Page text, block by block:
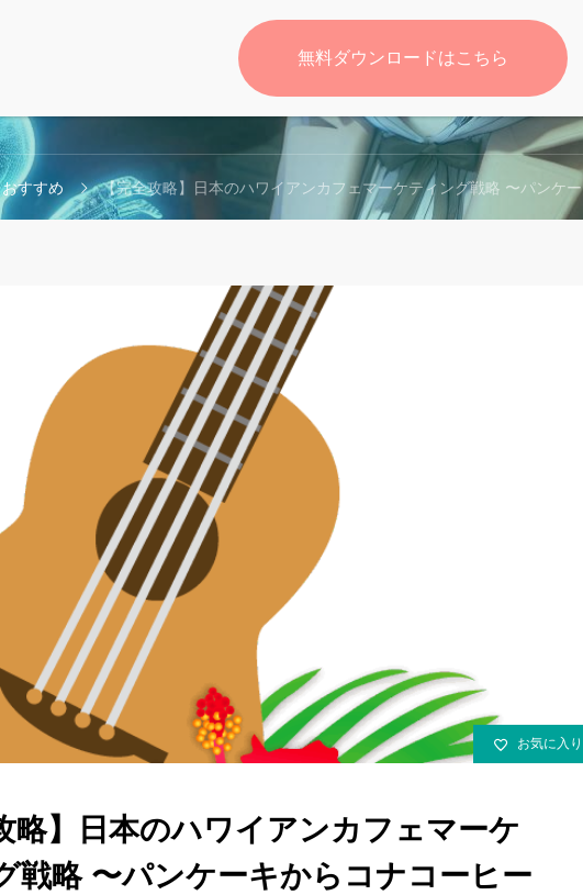
無料
おすすめ 【完全攻略】日本のハワイアンカフェマーケティング戦略 〜パンケーキからコナコーヒーまで徹底分析〜
お気に入り
略】日本のハワイアンカフェマーケ
戦略 〜パンケーキからコナコーヒー
無料ダウンロードはこちら